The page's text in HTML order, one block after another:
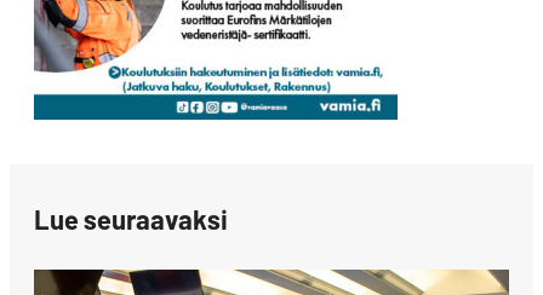
Lue seuraavaksi